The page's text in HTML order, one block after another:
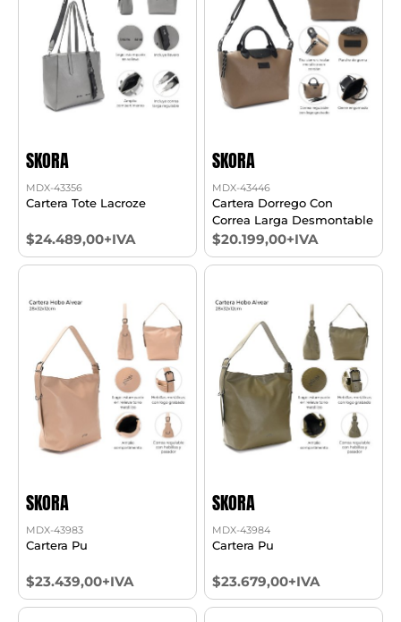
SKORA
MDX-43356
Cartera Tote Lacroze
$24.489,00+IVA
SKORA
MDX-43446
Cartera Dorrego Con
Correa Larga Desmontable
$20.199,00+IVA
SKORA
MDX-43983
Cartera Pu
$23.439,00+IVA
SKORA
MDX-43984
Cartera Pu
$23.679,00+IVA